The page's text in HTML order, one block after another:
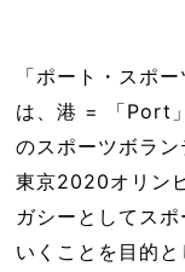
「ポート・スポ
は、港 = 「Port
のスポーツボラン
東京2020オリン
ガシーとしてス
いくことを目的